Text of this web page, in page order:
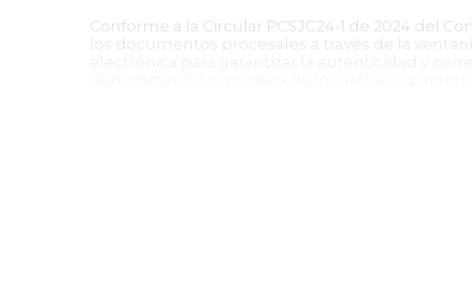
Conforme a la Circular PCSJC24-1 de 2024 del
los documentos procesales a través de la